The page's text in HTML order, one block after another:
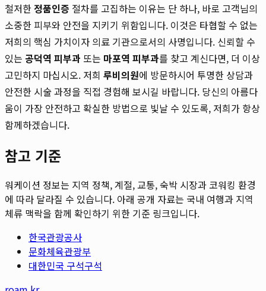
철저한정품인증 절차를 고집하는 이유는 단 하나, 바로 고객님의
소중한 피부와 안전을 지키기 위함입니다. 이것은 타협할 수 없는
저희의 핵심 가치이자 의료 기관으로서의 사명입니다. 신뢰할 수
있는 공덕역 피부과 또는 마포역 피부과를 찾고 계신다면, 더 이상
고민하지 마십시오. 저희 루비의원에 방문하시어 투명한 상담과
안전한 시술 과정을 직접 경험해 보시길 바랍니다. 당신의 아름다
움이 가장 안전하고 확실한 방법으로 빛날 수 있도록, 저희가 항상
함께하겠습니다.
참고 기준
워케이션 정보는 지역 정책, 계절, 교통, 숙박 시장과 코워킹 환경
에 따라 달라질 수 있습니다. 아래 공개 자료는 국내 여행과 지역
체류 맥락을 함께 확인하기 위한 기준 링크입니다.
한국관광공사
문화체육관광부
대한민국 구석구석